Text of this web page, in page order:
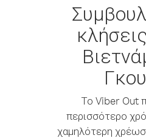
Το Viber Out
περισσότερο
χαμηλότερη